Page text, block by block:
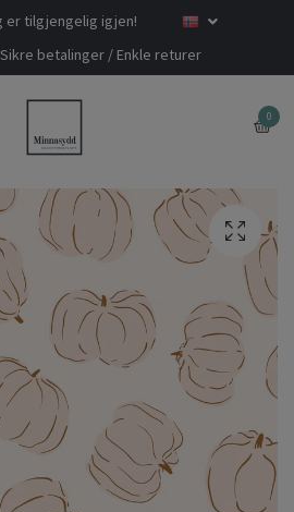
er tilgjengelig igjen!
betalinger / Enkle returer
0